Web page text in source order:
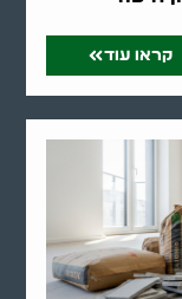
קראו עוד